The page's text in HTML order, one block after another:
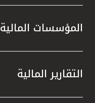
المؤسسات المالية
التقارير المالية